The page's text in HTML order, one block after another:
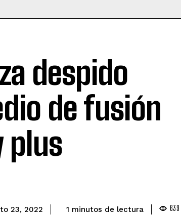
despido
de fusión
plus
23, 2022 1 minutos de lectura 639